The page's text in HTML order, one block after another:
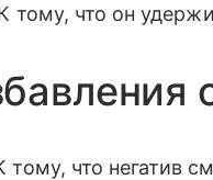
тому, что он
что негатив